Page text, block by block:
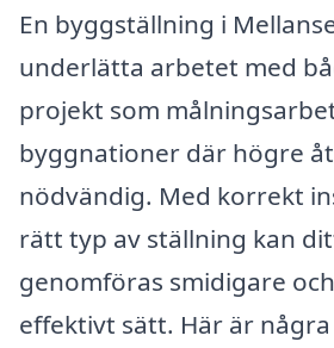
En byggställning i
underlätta arbetet med
projekt som
byggnationer där högre
nödvändig. Med korrekt
rätt typ av ställning kan
genomföras smidigare
effektivt sätt. Här är